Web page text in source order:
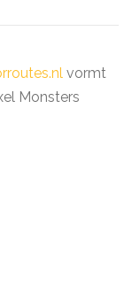
vormt
Monsters